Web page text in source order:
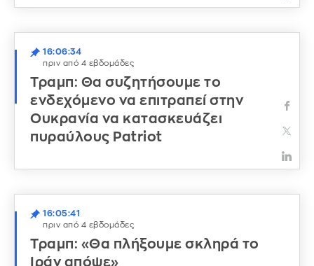
16:06:34
πριν από 4 εβδομάδες
Τραμπ: Θα συζητήσουμε το
ενδεχόμενο να επιτραπεί στην
Ουκρανία να κατασκευάζει
πυραύλους Patriot
16:05:41
πριν από 4 εβδομάδες
Τραμπ: «Θα πλήξουμε σκληρά το
Ιράν απόψε»